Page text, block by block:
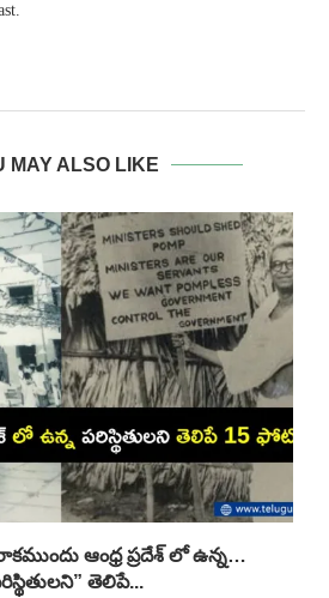
MAY ALSO LIKE
ఆంధ్ర ప్రదేశ్ లో ఉన్న…
తెలిపే...